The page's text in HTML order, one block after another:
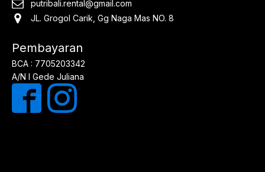
putribali.rental@gmail.com
JL. Grogol Carik, Gg Naga Mas NO. 8
Pembayaran
BCA : 7705203342
A/N I Gede Juliana